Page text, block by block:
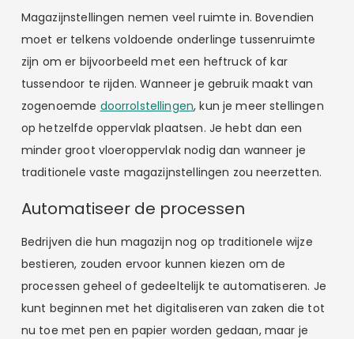
Magazijnstellingen nemen veel ruimte in. Bovendien
moet er telkens voldoende onderlinge tussenruimte
zijn om er bijvoorbeeld met een heftruck of kar
tussendoor te rijden. Wanneer je gebruik maakt van
zogenoemde doorrolstellingen, kun je meer stellingen
op hetzelfde oppervlak plaatsen. Je hebt dan een
minder groot vloeroppervlak nodig dan wanneer je
traditionele vaste magazijnstellingen zou neerzetten.
Automatiseer de processen
Bedrijven die hun magazijn nog op traditionele wijze
bestieren, zouden ervoor kunnen kiezen om de
processen geheel of gedeeltelijk te automatiseren. Je
kunt beginnen met het digitaliseren van zaken die tot
nu toe met pen en papier worden gedaan, maar je